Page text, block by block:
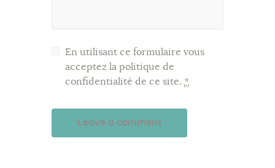
En utilisant ce formulaire vous
acceptez la politique de
confidentialité de ce site. *